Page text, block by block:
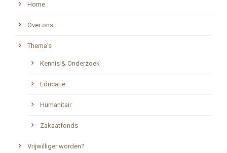
Home
Over ons
Thema’s
Kennis & Onderzoek
Educatie
Humanitair
Zakaatfonds
Vrijwilliger worden?